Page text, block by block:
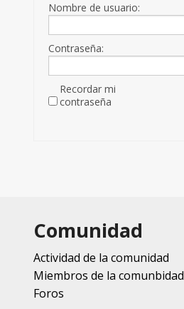
Nombre de usuario:
Contraseña:
Recordar mi
contraseña
Comunidad
Actividad de la comunidad
Miembros de la comunbidad
Foros